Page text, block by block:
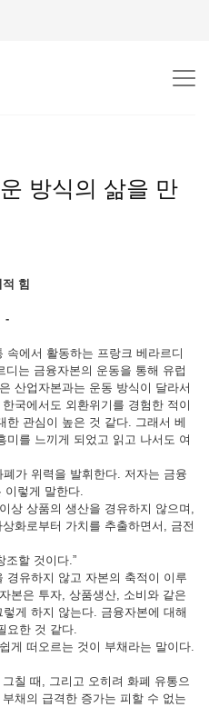
방식의 삶을 만
힘
-
속에서 활동하는 프랑크 베라르디
는 금융자본의 운동을 통해 유럽
산업자본과는 운동 방식이 달라서
국에서도 외환위기를 경험한 적이
한 관심이 높은 것 같다. 그래서 베
미를 느끼게 되었고 읽고 나서도 여
가 위력을 발휘한다. 저자는 금융
이렇게 말한다.
상 상품의 생산을 경유하지 않으며,
화로부터 가치를 추출하면서, 금전
조할 것이다.”
경유하지 않고 자본의 축적이 이루
본은 투자, 상품생산, 소비와 같은
게 하지 않는다. 금융자본에 대해
요한 것 같다.
게 떠오르는 것이 부채라는 말이다.
칠 때, 그리고 오히려 화폐 유통으
채의 급격한 증가는 피할 수 없는